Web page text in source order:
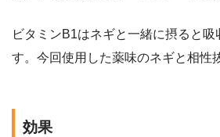
ビタミンB1はネギと一緒に摂ると吸
す。今回使用した薬味のネギと相性
効果